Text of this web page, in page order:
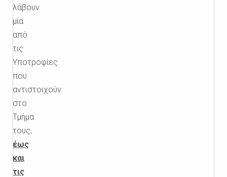
λάβουν
μία
από
τις
Υποτροφίες
που
αντιστοιχούν
στο
Τμήμα
τους,
έως
και
τις